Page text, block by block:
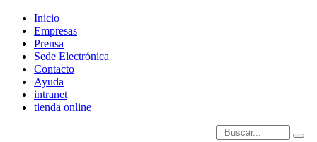
Inicio
Empresas
Prensa
Sede Electrónica
Contacto
Ayuda
intranet
tienda online
Introduce términos de